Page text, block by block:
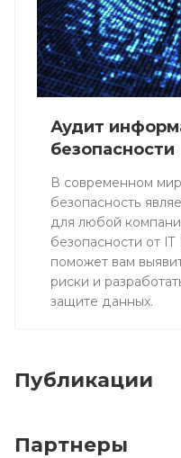
Аудит
безопасности
В современном
безопасность
для любой
безопасности от
поможет вам
риски и
защите данных.
Публикации
Партнеры